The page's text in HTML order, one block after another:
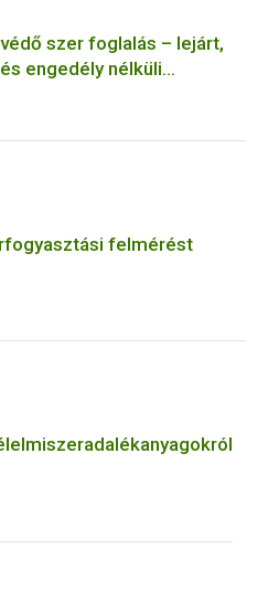
szer foglalás – lejárt,
engedély nélküli
felmérést